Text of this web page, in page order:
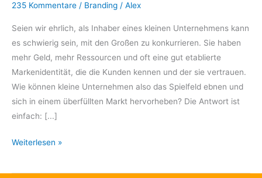
235 Kommentare / Branding / Alex
Seien wir ehrlich, als Inhaber eines kleinen Unternehmens kann
es schwierig sein, mit den Großen zu konkurrieren. Sie haben
mehr Geld, mehr Ressourcen und oft eine gut etablierte
Markenidentität, die die Kunden kennen und der sie vertrauen.
Wie können kleine Unternehmen also das Spielfeld ebnen und
sich in einem überfüllten Markt hervorheben? Die Antwort ist
einfach: [...]
Weiterlesen »